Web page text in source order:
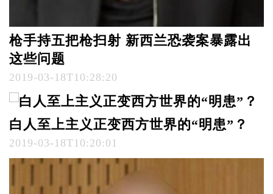
枪手持五把枪扫射 新西兰恐袭案暴露出
这些问题
2019-03-18T10:28:20
白人至上主义正变西方世界的“明患”？
2019-03-18T10:20:01